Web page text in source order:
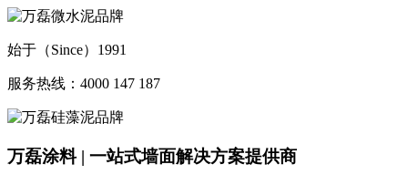
始于（Since）1991
服务热线：4000 147 187
万磊涂料 | 一站式墙面解决方案提供商